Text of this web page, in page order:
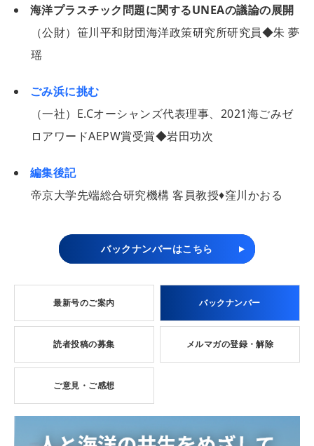
海洋プラスチック問題に関するUNEAの議論の展開
（公財）笹川平和財団海洋政策研究所研究員◆朱 夢
瑶
ごみ浜に挑む
（一社）E.Cオーシャンズ代表理事、2021海ごみゼ
ロアワードAEPW賞受賞◆岩田功次
編集後記
帝京大学先端総合研究機構 客員教授♦窪川かおる
バックナンバーはこちら
最新号のご案内 バックナンバー
読者投稿の募集 メルマガの登録・解除
ご意見・ご感想